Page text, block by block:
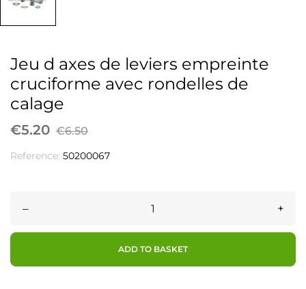
Jeu d axes de leviers empreinte
cruciforme avec rondelles de
calage
€5.20 €6.50
Reference: 50200067
– +
ADD TO BASKET